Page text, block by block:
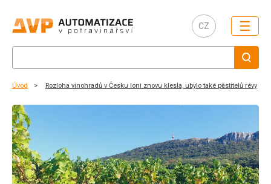
CZ ☰
Úvod Rozloha vinohradů v Česku loni znovu klesla, ubylo také pěstitelů révy